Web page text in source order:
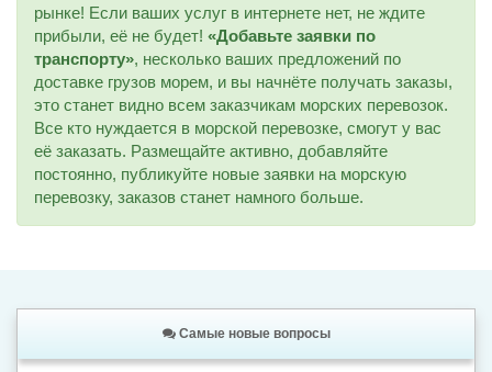
рынке! Если ваших услуг в интернете нет, не ждите
прибыли, её не будет! «Добавьте заявки по
транспорту», несколько ваших предложений по
доставке грузов морем, и вы начнёте получать заказы,
это станет видно всем заказчикам морских перевозок.
Все кто нуждается в морской перевозке, смогут у вас
её заказать. Размещайте активно, добавляйте
постоянно, публикуйте новые заявки на морскую
перевозку, заказов станет намного больше.
Самые новые вопросы